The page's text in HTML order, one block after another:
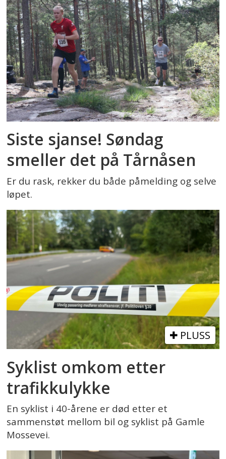
Siste sjanse! Søndag
smeller det på Tårnåsen
Er du rask, rekker du både påmelding og selve
løpet.
PLUSS
Syklist omkom etter
trafikkulykke
En syklist i 40-årene er død etter et
sammenstøt mellom bil og syklist på Gamle
Mossevei.